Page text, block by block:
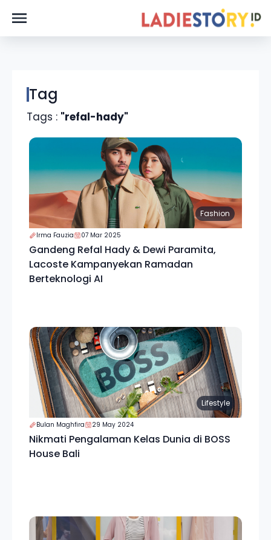
Tag
Tags : "refal-hady"
Fashion
Irma Fauzia 07 Mar 2025
Gandeng Refal Hady & Dewi Paramita,
Lacoste Kampanyekan Ramadan
Berteknologi AI
Lifestyle
Bulan Maghfira 29 May 2024
Nikmati Pengalaman Kelas Dunia di BOSS
House Bali